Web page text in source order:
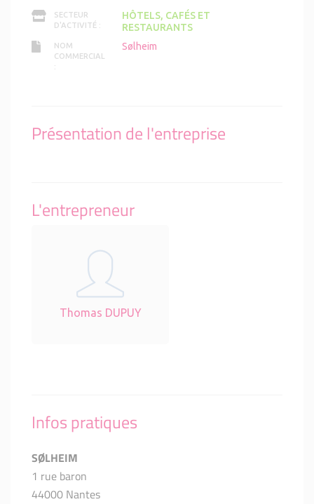
SECTEUR
D'ACTIVITÉ :
HÔTELS, CAFÉS ET
RESTAURANTS
NOM
COMMERCIAL
:
Sølheim
Présentation de l'entreprise
L'entrepreneur
Thomas DUPUY
Infos pratiques
SØLHEIM
1 rue baron
44000 Nantes